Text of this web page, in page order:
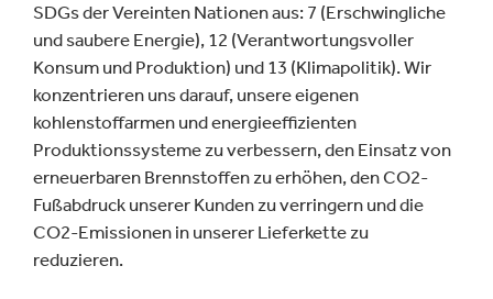
SDGs der Vereinten Nationen aus: 7 (Erschwingliche
und saubere Energie), 12 (Verantwortungsvoller
Konsum und Produktion) und 13 (Klimapolitik). Wir
konzentrieren uns darauf, unsere eigenen
kohlenstoffarmen und energieeffizienten
Produktionssysteme zu verbessern, den Einsatz von
erneuerbaren Brennstoffen zu erhöhen, den CO2-
Fußabdruck unserer Kunden zu verringern und die
CO2-Emissionen in unserer Lieferkette zu
reduzieren.